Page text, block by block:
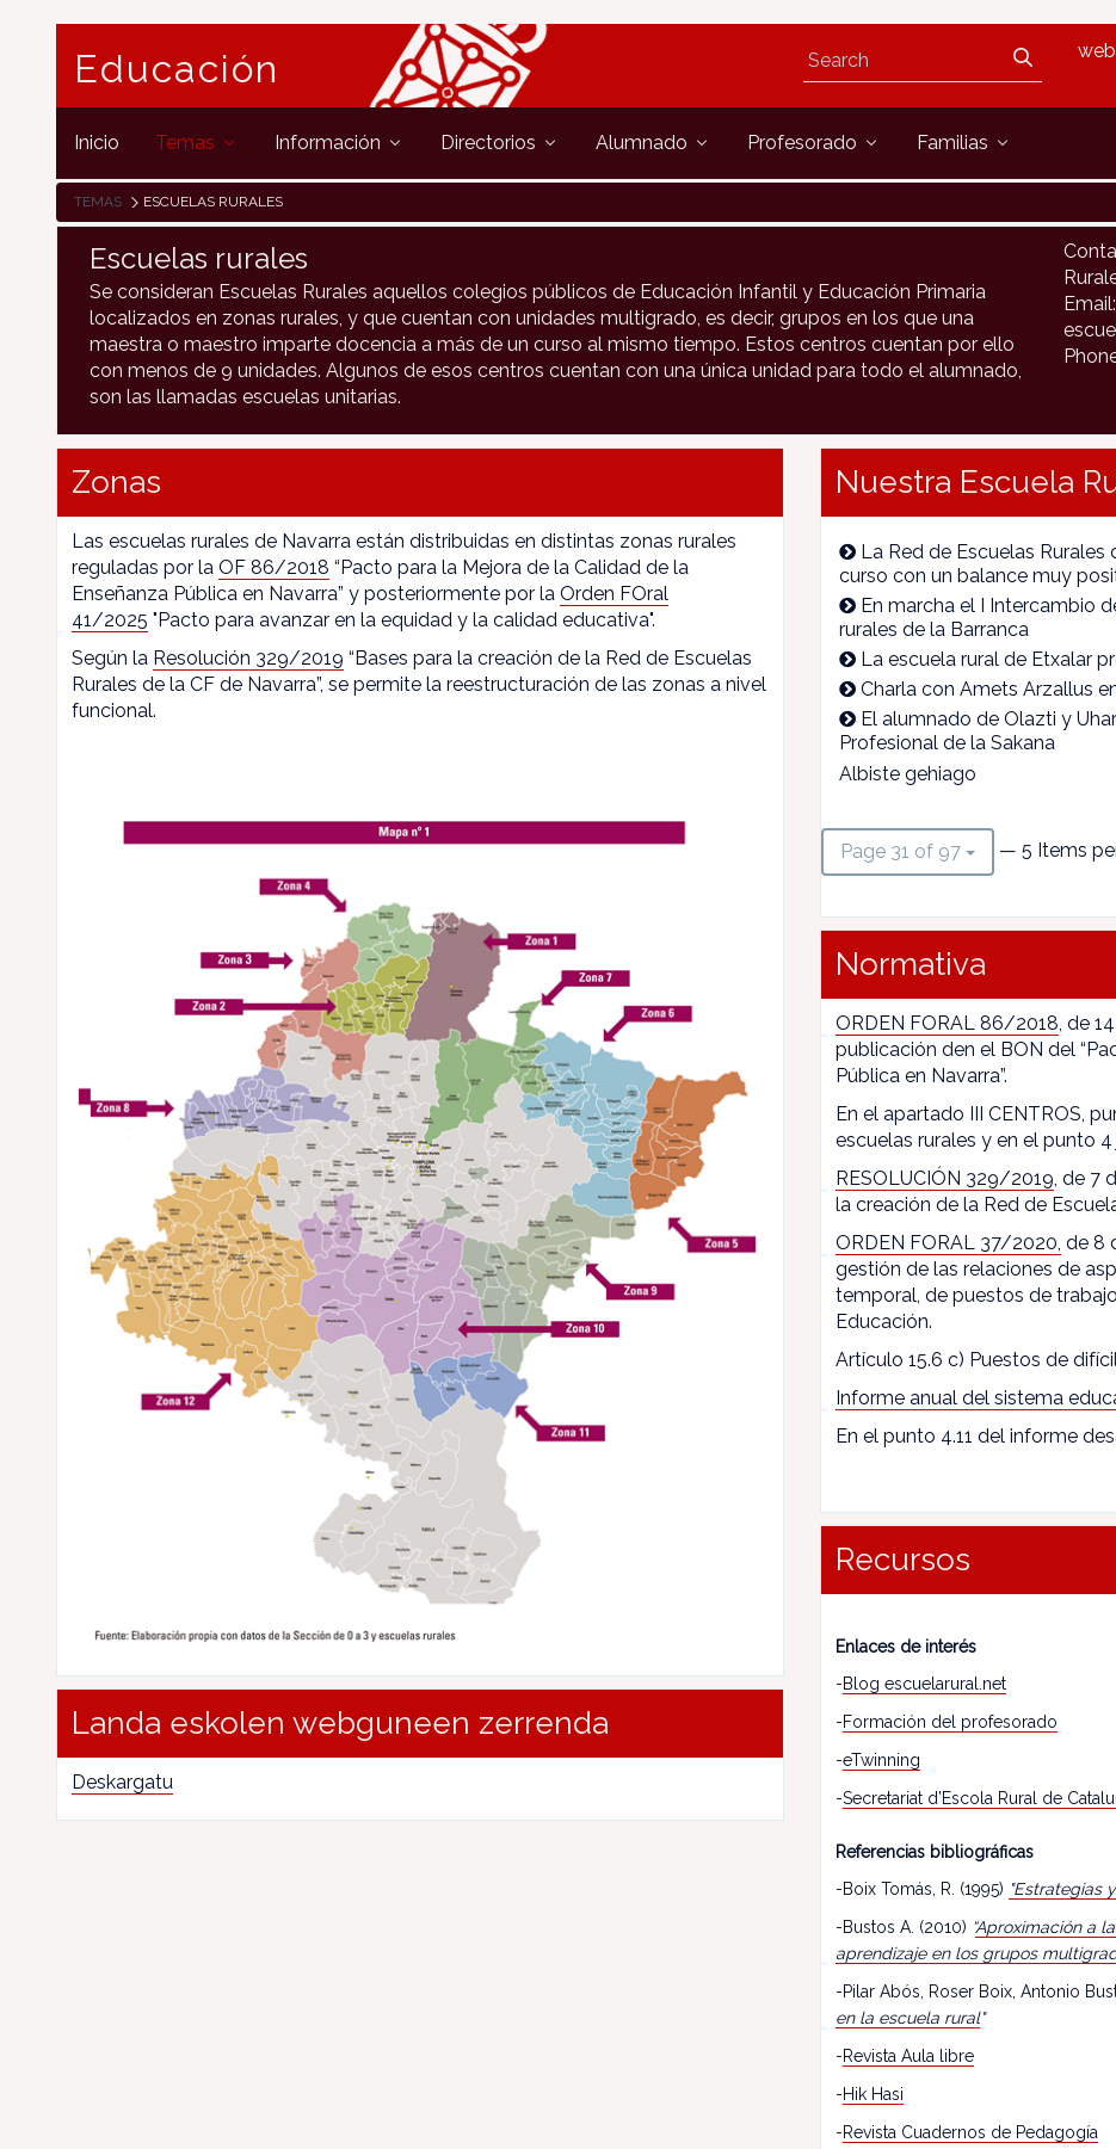
Educación
Inicio Temas Información Directorios Alumnado Profesorado Familias
TEMAS ESCUELAS RURALES
Escuelas rurales
Se consideran Escuelas Rurales aquellos colegios públicos de Educación Infantil y Educación Primaria
localizados en zonas rurales, y que cuentan con unidades multigrado, es decir, grupos en los que una
maestra o maestro imparte docencia a más de un curso al mismo tiempo. Estos centros cuentan por ello
con menos de 9 unidades. Algunos de esos centros cuentan con una única unidad para todo el alumnado,
son las llamadas escuelas unitarias.
Zonas
Las escuelas rurales de Navarra están distribuidas en distintas zonas rurales
reguladas por la OF 86/2018 “Pacto para la Mejora de la Calidad de la
Enseñanza Pública en Navarra” y posteriormente por la Orden FOral
41/2025 "Pacto para avanzar en la equidad y la calidad educativa".
Según la Resolución 329/2019 “Bases para la creación de la Red de Escuelas
Rurales de la CF de Navarra”, se permite la reestructuración de las zonas a nivel
funcional.
Landa eskolen webguneen zerrenda
Deskargatu
Nuestra Escuela
La Red de Escuelas
curso con un balance muy
En marcha el I Intercambio
rurales de la Barranca
La escuela rural de Etxalar
Charla con Amets Arzallus
El alumnado de Olazti y
Profesional de la Sakana
Albiste gehiago
Page 31 of 97 — 5 Items
Normativa
ORDEN FORAL 86/2018, de
publicación den el BON del
Pública en Navarra”.
En el apartado III CENTROS,
escuelas rurales y en el punto
RESOLUCIÓN 329/2019, de 7
la creación de la Red de
ORDEN FORAL 37/2020, de 8
gestión de las relaciones de
temporal, de puestos de
Educación.
Artículo 15.6 c) Puestos de
Informe anual del sistema
En el punto 4.11 del informe
Recursos
Enlaces de interés
-Blog escuelarural.net
-Formación del profesorado
-eTwinning
-Secretariat d’Escola Rural de
Referencias bibliográficas
-Boix Tomás, R. (1995) "Estrategias
-Bustos A. (2010) “Aproximación a
aprendizaje en los grupos
-Pilar Abós, Roser Boix, Antonio
en la escuela rural"
-Revista Aula libre
-Hik Hasi
-Revista Cuadernos de Pedagogía